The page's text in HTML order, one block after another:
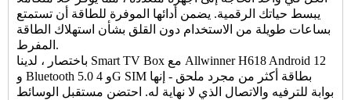
يبسط حياتك الرقمية. يضمن أدائها الموفرة للطاقة أن تستمتع
بساعات طويلة من الاستخدام دون القلق بشأن استهلاك الطاقة
المفرط.
Smart TV Box
و Bluetooth 5.0 و 4G SIM بطاقة أكثر من مجرد ملحق - إنها
بوابة للترفيه والاتصال الذي لا نهاية له. احتضن مستقبل الوسائط